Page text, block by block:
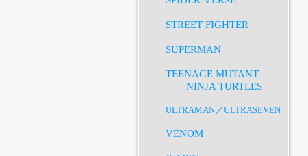
STREET FIGHTER
SUPERMAN
TEENAGE MUTANT
NINJA TURTLES
ULTRAMAN／ULTRASEVEN
VENOM